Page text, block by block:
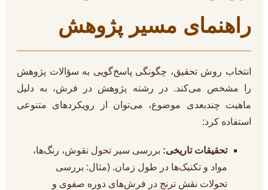
راهنمای مسیر پژوهش
انتخاب روش تحقیق، چگونگی پاسخ‌گویی به سؤالات پژوهش
را مشخص می‌کند. در رشته پژوهش در فرش، به دلیل
ماهیت چندبعدی موضوع، می‌توان از رویکردهای متنوعی
استفاده کرد:
تحقیقات تاریخی: بررسی سیر تحول نقوش، رنگ‌ها،
مواد و تکنیک‌ها در طول زمان. (مثال: بررسی
تحولات نقش ترنج در فرش‌های دوره صفوی و